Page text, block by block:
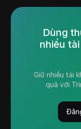
Dùng
nhiều
Giữ nhiều tài
quả với